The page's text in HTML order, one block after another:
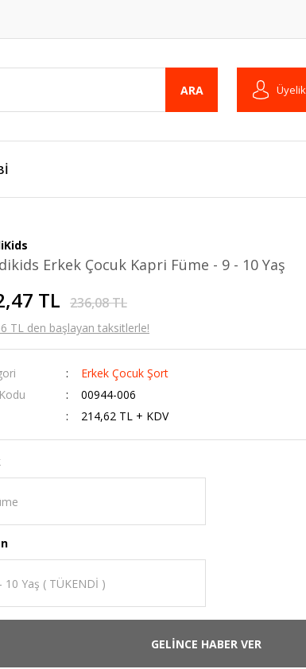
ARA Üyelik
Erkek Çocuk Kapri Füme - 9 - 10 Yaş
TL 236,08 TL
TL den başlayan taksitlerle!
Erkek Çocuk Şort
00944-006
214,62 TL + KDV
GELİNCE HABER VER